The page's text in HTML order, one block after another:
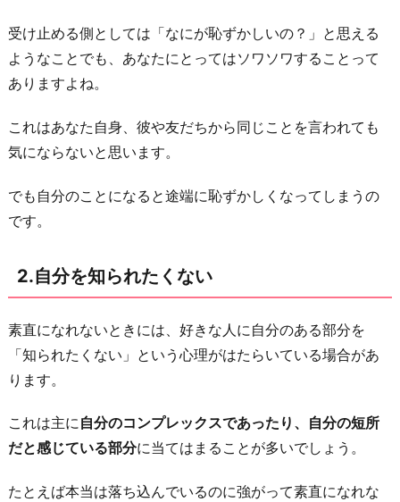
理
想
の
分
を
5.
つ
き
た
く
な
6.
受け止める側としては「なにが恥ずかしいの？」と思える
ようなことでも、あなたにとってはソワソワすることって
ありますよね。
これはあなた自身、彼や友だちから同じことを言われても
気にならないと思います。
でも自分のことになると途端に恥ずかしくなってしまうの
です。
2.自分を知られたくない
素直になれないときには、好きな人に自分のある部分を
「知られたくない」という心理がはたらいている場合があ
ります。
これは主に自分のコンプレックスであったり、自分の短所
だと感じている部分に当てはまることが多いでしょう。
たとえば本当は落ち込んでいるのに強がって素直になれな